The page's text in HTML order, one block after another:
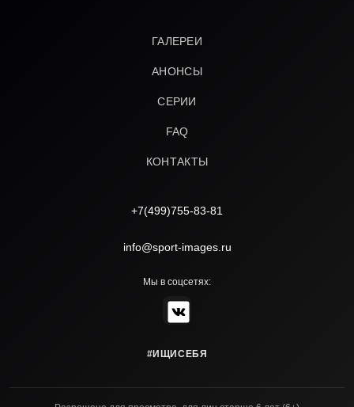
ГАЛЕРЕИ
АНОНСЫ
СЕРИИ
FAQ
КОНТАКТЫ
+7(499)755-83-81
info@sport-images.ru
Мы в соцсетях:
#ИЩИСЕБЯ